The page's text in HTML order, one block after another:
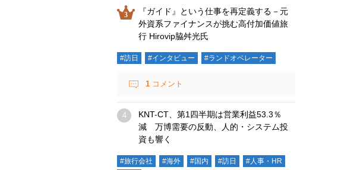
『ガイド』という仕事を再定義する－元
外資系ファイナンスが挑む高付加価値旅
行 Hirovip脇舛光氏
#訪日 #インタビュー #ランドオペレーター
1 コメント
KNT-CT、第1四半期は営業利益53.3％
減 万博需要の反動、人的・システム投
資も響く
#旅行会社 #海外 #国内 #訪日 #人事・HR